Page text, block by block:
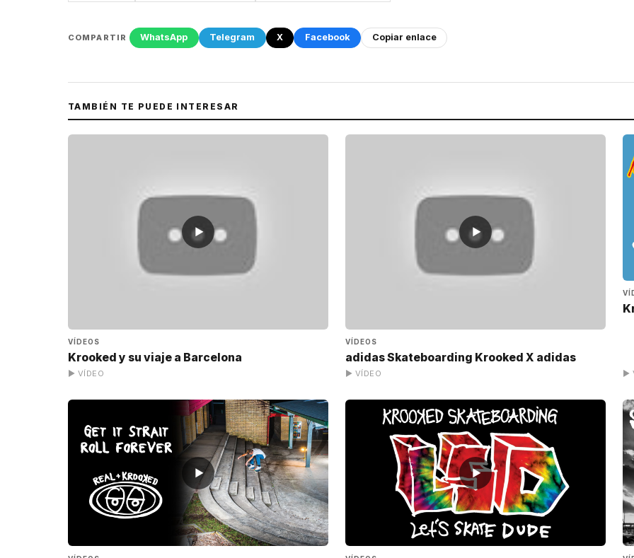
COMPARTIR WhatsApp Telegram X Facebook Copiar enlace
TAMBIÉN TE PUEDE INTERESAR
▶
VÍDEOS
Krooked y su viaje a Barcelona
▶ VÍDEO
▶
VÍDEOS
adidas Skateboarding Krooked X adidas
▶ VÍDEO ▶
▶ ▶